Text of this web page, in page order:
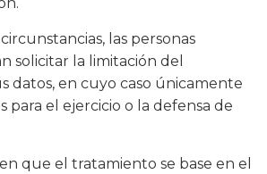
las personas
solicitar la limitación del
datos, en cuyo caso únicamente
para el ejercicio o la defensa de
que el tratamiento se base en el